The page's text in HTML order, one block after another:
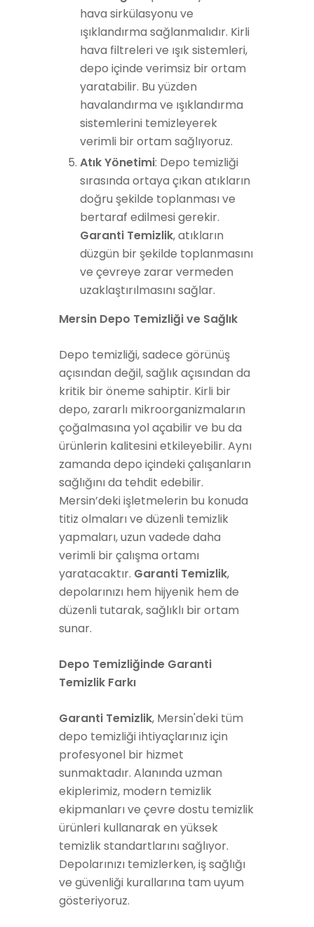
hava sirkülasyonu ve
ışıklandırma sağlanmalıdır. Kirli
hava filtreleri ve ışık sistemleri,
depo içinde verimsiz bir ortam
yaratabilir. Bu yüzden
havalandırma ve ışıklandırma
sistemlerini temizleyerek
verimli bir ortam sağlıyoruz.
Atık Yönetimi: Depo temizliği
sırasında ortaya çıkan atıkların
doğru şekilde toplanması ve
bertaraf edilmesi gerekir.
Garanti Temizlik, atıkların
düzgün bir şekilde toplanmasını
ve çevreye zarar vermeden
uzaklaştırılmasını sağlar.
Mersin Depo Temizliği ve Sağlık
Depo temizliği, sadece görünüş
açısından değil, sağlık açısından da
kritik bir öneme sahiptir. Kirli bir
depo, zararlı mikroorganizmaların
çoğalmasına yol açabilir ve bu da
ürünlerin kalitesini etkileyebilir. Aynı
zamanda depo içindeki çalışanların
sağlığını da tehdit edebilir.
Mersin’deki işletmelerin bu konuda
titiz olmaları ve düzenli temizlik
yapmaları, uzun vadede daha
verimli bir çalışma ortamı
yaratacaktır. Garanti Temizlik,
depolarınızı hem hijyenik hem de
düzenli tutarak, sağlıklı bir ortam
sunar.
Depo Temizliğinde Garanti
Temizlik Farkı
Garanti Temizlik, Mersin'deki tüm
depo temizliği ihtiyaçlarınız için
profesyonel bir hizmet
sunmaktadır. Alanında uzman
ekiplerimiz, modern temizlik
ekipmanları ve çevre dostu temizlik
ürünleri kullanarak en yüksek
temizlik standartlarını sağlıyor.
Depolarınızı temizlerken, iş sağlığı
ve güvenliği kurallarına tam uyum
gösteriyoruz.